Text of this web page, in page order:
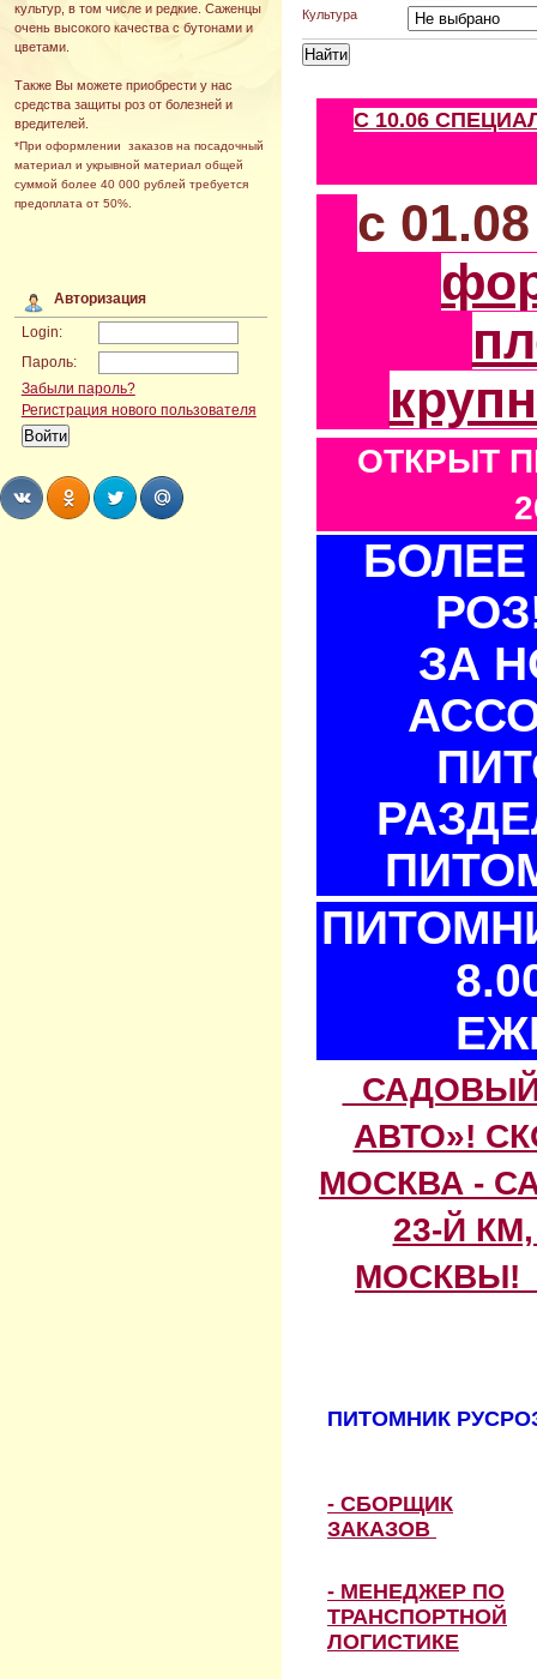
культур, в том числе и редкие. Саженцы
очень высокого качества с бутонами и
цветами.
Также Вы можете приобрести у нас
средства защиты роз от болезней и
вредителей.
*При оформлении заказов на посадочный
материал и укрывной материал общей
суммой более 40 000 рублей требуется
предоплата от 50%.
Авторизация
Login:
Пароль:
Забыли пароль?
Регистрация нового пользователя
Культура
С 10.06
с
ОТКРЫТ
БОЛЕЕ
ЗА
АВТО»!
МОСКВА -
23-Й
МОСКВЫ!
ПИТОМНИК
- СБОРЩИК
ЗАКАЗОВ
- МЕНЕДЖЕР ПО
ТРАНСПОРТНОЙ
ЛОГИСТИКЕ